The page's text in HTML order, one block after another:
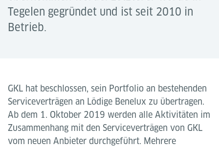
Tegelen gegründet und ist seit 2010 in
Betrieb.
GKL hat beschlossen, sein Portfolio an bestehenden
Serviceverträgen an Lödige Benelux zu übertragen.
Ab dem 1. Oktober 2019 werden alle Aktivitäten im
Zusammenhang mit den Serviceverträgen von GKL
vom neuen Anbieter durchgeführt. Mehrere